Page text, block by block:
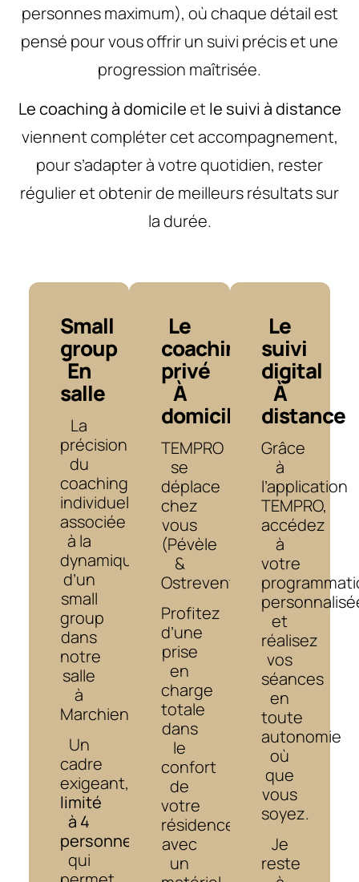
personnes maximum), où chaque détail est
pensé pour vous offrir un suivi précis et une
progression maîtrisée.
Le coaching à domicileetle suivi à distance
viennent compléter cet accompagnement,
pour s’adapter à votre quotidien, rester
régulier et obtenir de meilleurs résultats sur
la durée.
Small
group
En
salle
La
précision
du
coaching
individuel,
associée
à la
dynamique
d’un
small
group
dans
notre
salle
à
Marchiennes.
Un
cadre
exigeant,
limité
à 4
personnes
qui
Le
coaching
privé
À
domicile
TEMPRO
se
déplace
chez
vous
(Pévèle
&
Ostrevent).
Profitez
d’une
prise
en
charge
totale
dans
le
confort
de
votre
résidence,
avec
un
Le
suivi
digital
À
distance
Grâce
à
l’application
TEMPRO,
accédez
à
votre
et
réalisez
vos
séances
en
toute
autonomie
où
que
vous
soyez.
Je
reste